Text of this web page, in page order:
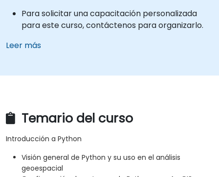
Para solicitar una capacitación personalizada
para este curso, contáctenos para organizarlo.
Leer más
Temario del curso
Introducción a Python
Visión general de Python y su uso en el análisis
geoespacial